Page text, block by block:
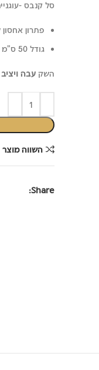
סל קנבס -
פתרון
גודל 50 ס"מ גובה קוטר 40 ס"מ
השק עבה ויציב
השווה מוצר
Share: